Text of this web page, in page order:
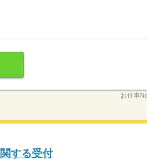
お仕事
する受付